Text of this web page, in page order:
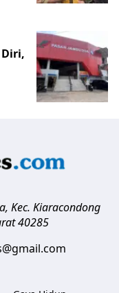
Kec. Kiaracondong
40285